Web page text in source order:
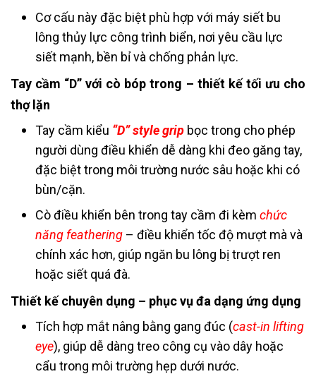
Cơ cấu này đặc biệt phù hợp với máy siết bu
lông thủy lực công trình biển, nơi yêu cầu lực
siết mạnh, bền bỉ và chống phản lực.
Tay cầm “D” với cò bóp trong – thiết kế tối ưu cho
thợ lặn
Tay cầm kiểu “D” style grip bọc trong cho phép
người dùng điều khiển dễ dàng khi đeo găng tay,
đặc biệt trong môi trường nước sâu hoặc khi có
bùn/cặn.
Cò điều khiển bên trong tay cầm đi kèm chức
năng feathering – điều khiển tốc độ mượt mà và
chính xác hơn, giúp ngăn bu lông bị trượt ren
hoặc siết quá đà.
Thiết kế chuyên dụng – phục vụ đa dạng ứng dụng
Tích hợp mắt nâng bằng gang đúc (cast-in lifting
eye), giúp dễ dàng treo công cụ vào dây hoặc
cẩu trong môi trường hẹp dưới nước.